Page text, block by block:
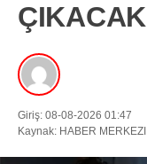
ÇIKACAK
Giriş: 08-08-2026 01:47
Kaynak: HABER MERKEZI